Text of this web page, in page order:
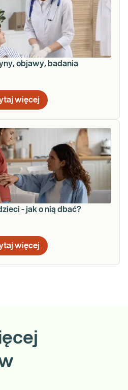
objawy, badania
więcej
- jak o nią dbać?
więcej